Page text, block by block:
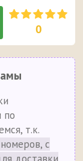
0
по
т.к.
с